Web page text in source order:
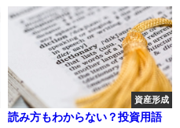
資産形成
読み方もわからない？投資用語